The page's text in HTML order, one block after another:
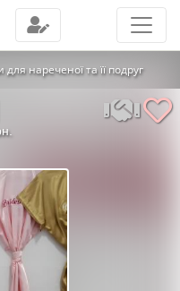
для нареченої та її подруг